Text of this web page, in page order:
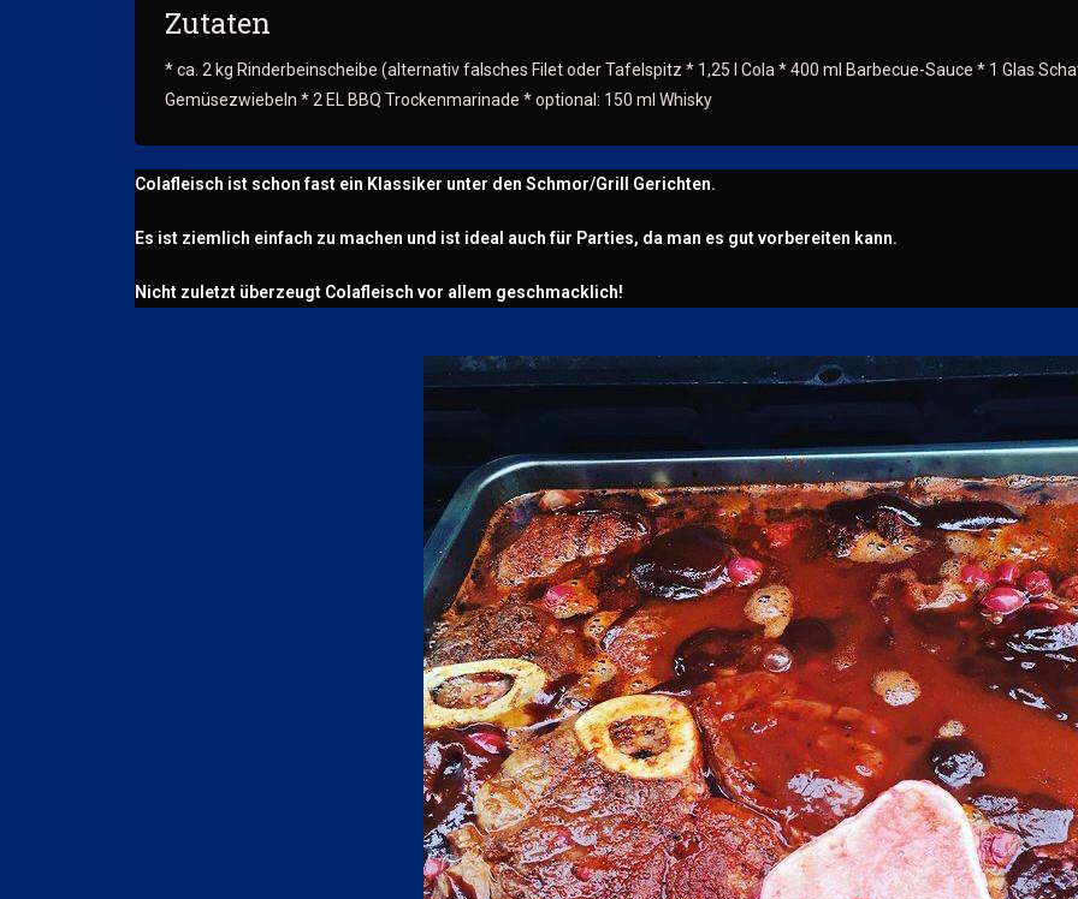
Zutaten
* ca. 2 kg Rinderbeinscheibe (alternativ falsches Filet oder Tafelspitz * 1,25 l Cola * 400 ml Barbecue-Sauce * 1 Glas
Gemüsezwiebeln * 2 EL BBQ Trockenmarinade * optional: 150 ml Whisky
Colafleisch ist schon fast ein Klassiker unter den Schmor/Grill Gerichten.
Es ist ziemlich einfach zu machen und ist ideal auch für Parties, da man es gut vorbereiten kann.
Nicht zuletzt überzeugt Colafleisch vor allem geschmacklich!